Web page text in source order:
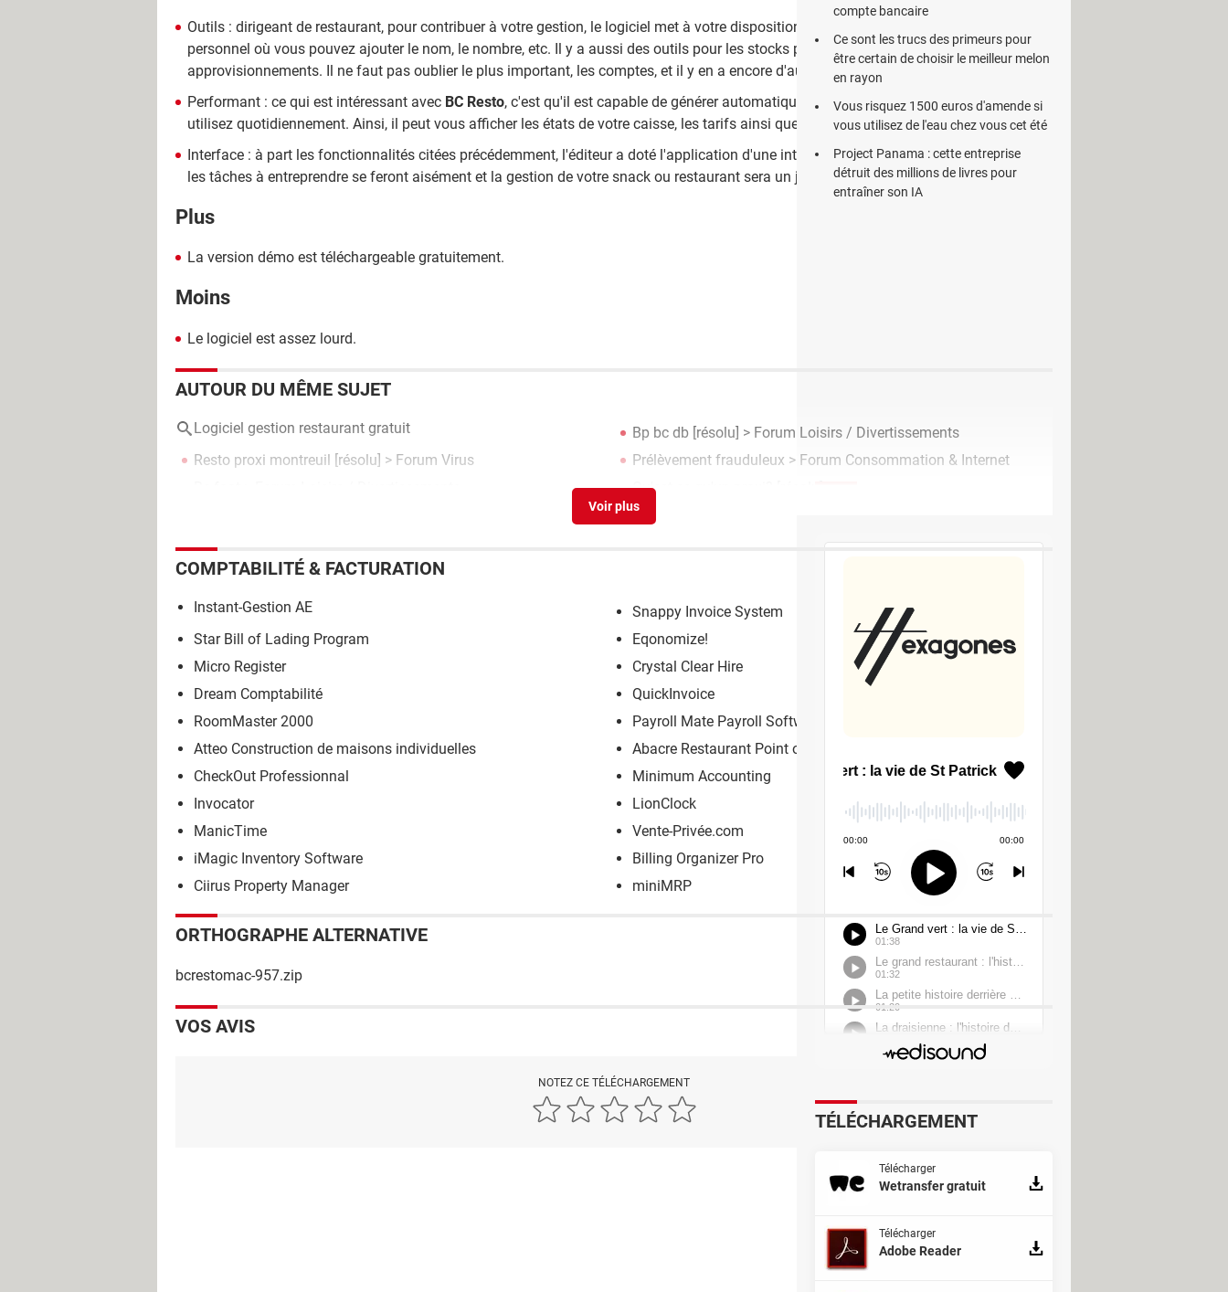
Outils : dirigeant de restaurant, pour contribuer à votre gestion, le logiciel met à votre disposition des outils pour gérer efficacement le
personnel où vous pouvez ajouter le nom, le nombre, etc. Il y a aussi des outils pour les stocks pour savoir quand il faut faire des
approvisionnements. Il ne faut pas oublier le plus important, les comptes, et il y en a encore d'autres.
Performant : ce qui est intéressant avec BC Resto, c'est qu'il est capable de générer automatiquement certains comptes que vous
utilisez quotidiennement. Ainsi, il peut vous afficher les états de votre caisse, les tarifs ainsi que d'autres notes.
Interface : à part les fonctionnalités citées précédemment, l'éditeur a doté l'application d'une interface facile à comprendre. A cet effet,
les tâches à entreprendre se feront aisément et la gestion de votre snack ou restaurant sera un jeu d'enfant.
Plus
La version démo est téléchargeable gratuitement.
Moins
Le logiciel est assez lourd.
AUTOUR DU MÊME SUJET
Logiciel gestion restaurant gratuit Bp bc db [résolu] > Forum Loisirs / Divertissements
Resto proxi montreuil [résolu] > Forum Virus Prélèvement frauduleux > Forum Consommation & Internet
Qu'est-ce qu'un proxi?
COMPTABILITÉ & FACTURATION
Instant-Gestion AE
Snappy Invoice System
Star Bill of Lading Program
Eqonomize!
Micro Register
Crystal Clear Hire
Dream Comptabilité
QuickInvoice
RoomMaster 2000
Payroll Mate Payroll Software
Atteo Construction de maisons individuelles
Abacre Restaurant Point of Sale
CheckOut Professionnal
Minimum Accounting
Invocator
LionClock
ManicTime
Vente-Privée.com
iMagic Inventory Software
Billing Organizer Pro
Ciirus Property Manager
miniMRP
ORTHOGRAPHE ALTERNATIVE
bcrestomac-957.zip
VOS AVIS
NOTEZ CE TÉLÉCHARGEMENT
compte bancaire
Ce sont les trucs des primeurs pour
être certain de choisir le meilleur melon
en rayon
Vous risquez 1500 euros d'amende si
vous utilisez de l'eau chez vous cet été
Project Panama : cette entreprise
détruit des millions de livres pour
entraîner son IA
TÉLÉCHARGEMENT
Télécharger
Wetransfer gratuit
Télécharger
Adobe Reader